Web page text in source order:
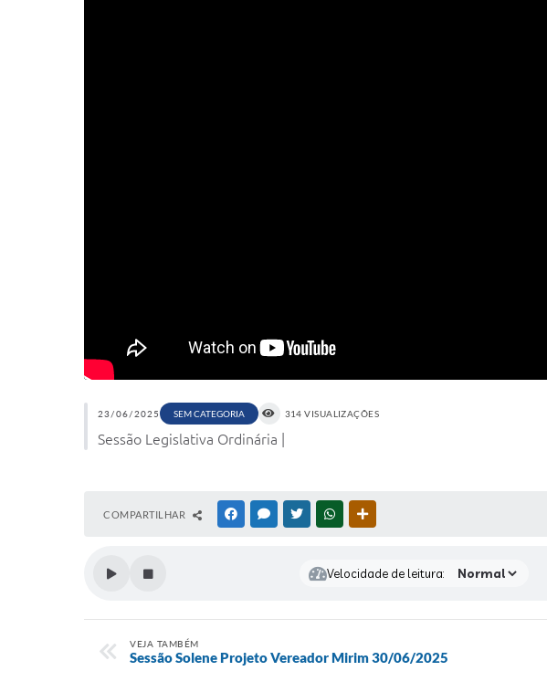
23/06/2025 SEM CATEGORIA 314 VISUALIZAÇÕES
Sessão Legislativa Ordinária |
COMPARTILHAR FACEBOOKMESSENGER
TWITTERWHATSAPP
Velocidade de leitura:
VEJA TAMBÉM
Sessão Solene Projeto Vereador Mirim 30/06/2025